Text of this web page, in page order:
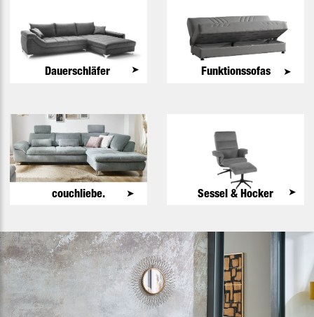
Dauerschläfer ➤ Funktionssofas ➤
couchliebe. ➤ Sessel & Hocker ➤